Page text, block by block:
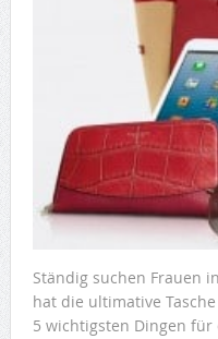
Ständig suchen Frauen
hat die ultimative
5 wichtigsten Dingen für